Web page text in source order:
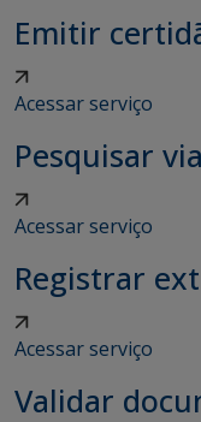
Emitir
Acessar serviço
Pesquisar
Acessar serviço
Registrar
Acessar serviço
Validar